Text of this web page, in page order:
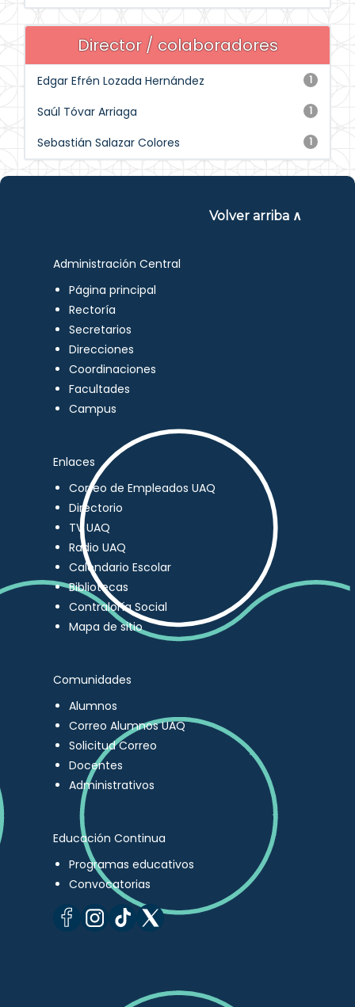
Director / colaboradores
1
Edgar Efrén Lozada Hernández
1
Saúl Tóvar Arriaga
1
Sebastián Salazar Colores
Volver arriba ∧
Administración Central
Página principal
Rectoría
Secretarios
Direcciones
Coordinaciones
Facultades
Campus
Enlaces
Correo de Empleados UAQ
Directorio
TV UAQ
Radio UAQ
Calendario Escolar
Bibliotecas
Contraloría Social
Mapa de sitio
Comunidades
Alumnos
Correo Alumnos UAQ
Solicitud Correo
Docentes
Administrativos
Educación Continua
Programas educativos
Convocatorias